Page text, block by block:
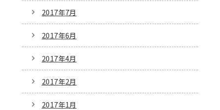
2017年7月
2017年6月
2017年4月
2017年2月
2017年1月